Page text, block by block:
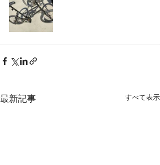
最新記事 すべて表示